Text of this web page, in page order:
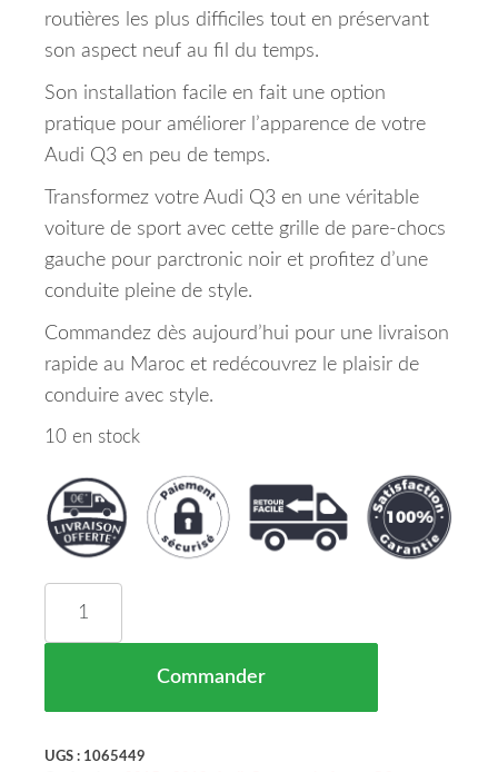
routières les plus difficiles tout en préservant
son aspect neuf au fil du temps.
Son installation facile en fait une option
pratique pour améliorer l’apparence de votre
Audi Q3 en peu de temps.
Transformez votre Audi Q3 en une véritable
voiture de sport avec cette grille de pare-chocs
gauche pour parctronic noir et profitez d’une
conduite pleine de style.
Commandez dès aujourd’hui pour une livraison
rapide au Maroc et redécouvrez le plaisir de
conduire avec style.
10 en stock
Commander
UGS : 1065449